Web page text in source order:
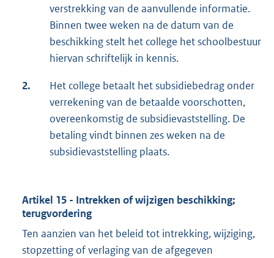
verstrekking van de aanvullende informatie.
Binnen twee weken na de datum van de
beschikking stelt het college het schoolbestuur
hiervan schriftelijk in kennis.
2.
Het college betaalt het subsidiebedrag onder
verrekening van de betaalde voorschotten,
overeenkomstig de subsidievaststelling. De
betaling vindt binnen zes weken na de
subsidievaststelling plaats.
Artikel 15 - Intrekken of wijzigen beschikking;
terugvordering
Ten aanzien van het beleid tot intrekking, wijziging,
stopzetting of verlaging van de afgegeven